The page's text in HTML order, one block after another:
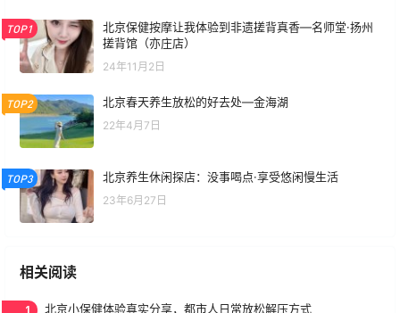
TOP1
北京保健按摩让我体验到非遗搓背真香—名师堂·扬州
搓背馆（亦庄店）
24年11月2日
TOP2 北京春天养生放松的好去处—金海湖
22年4月7日
TOP3 北京养生休闲探店：没事喝点·享受悠闲慢生活
23年6月27日
相关阅读
北京小保健体验真实分享，都市人日常放松解压方式